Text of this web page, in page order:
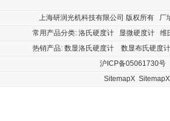
上海研润光机科技有限公司 版权所有 厂
常用产品分类: 洛氏硬度计 显微硬度计 维
热销产品: 数显洛氏硬度计 数显布氏硬度计
沪ICP备05061730号
SitemapX SitemapX